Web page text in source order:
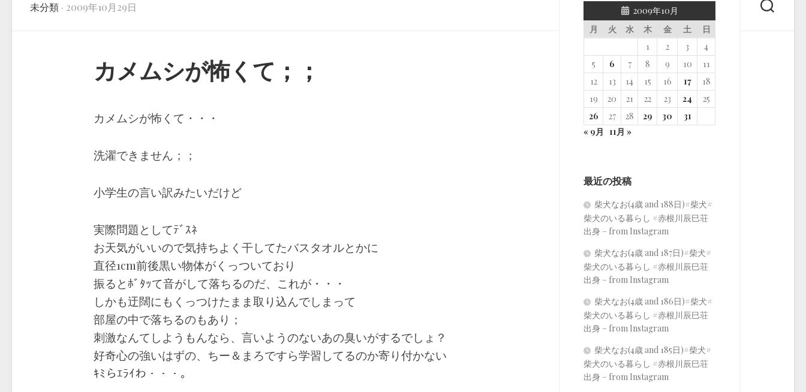
未分類 · 2009年10月29日
カメムシが怖くて；；
カメムシが怖くて・・・
洗濯できません；；
小学生の言い訳みたいだけど
実際問題としてﾃﾞｽﾈ
お天気がいいので気持ちよく干してたバスタオルとかに
直径1cm前後黒い物体がくっついており
振るとﾎﾞﾀｯて音がして落ちるのだ、これが・・・
しかも迂闊にもくっつけたまま取り込んでしまって
部屋の中で落ちるのもあり；
刺激なんてしようもんなら、言いようのないあの臭いがするでしょ？
好奇心の強いはずの、ちー＆まろですら学習してるのか寄り付かない
ｷﾐらｴﾗｲわ・・・。
2009年10月
月
火 水 木 金 土
日
1
2 3
4
5
6 7 8 9 10
11
12
13 14 15 16 17
18
19
20 21 22 23 24
25
26
27 28 29 30
31
« 9月 11月 »
最近の投稿
柴犬なお(4歳 and 188日)#柴犬#
柴犬のいる暮らし #赤根川辰巳荘
出身 – from Instagram
柴犬なお(4歳 and 187日)#柴犬#
柴犬のいる暮らし #赤根川辰巳荘
出身 – from Instagram
柴犬なお(4歳 and 186日)#柴犬#
柴犬のいる暮らし #赤根川辰巳荘
出身 – from Instagram
柴犬なお(4歳 and 185日)#柴犬#
柴犬のいる暮らし #赤根川辰巳荘
出身 – from Instagram